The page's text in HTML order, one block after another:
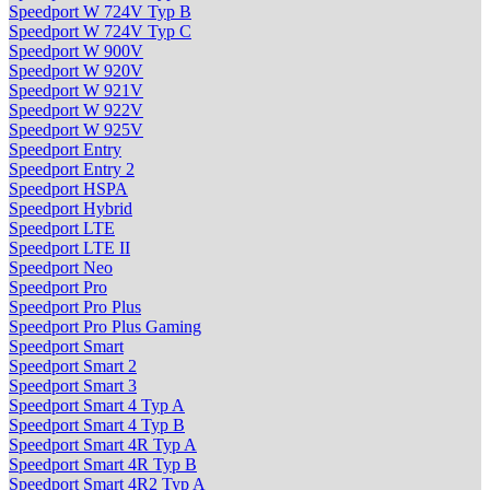
Speedport W 724V Typ B
Speedport W 724V Typ C
Speedport W 900V
Speedport W 920V
Speedport W 921V
Speedport W 922V
Speedport W 925V
Speedport Entry
Speedport Entry 2
Speedport HSPA
Speedport Hybrid
Speedport LTE
Speedport LTE II
Speedport Neo
Speedport Pro
Speedport Pro Plus
Speedport Pro Plus Gaming
Speedport Smart
Speedport Smart 2
Speedport Smart 3
Speedport Smart 4 Typ A
Speedport Smart 4 Typ B
Speedport Smart 4R Typ A
Speedport Smart 4R Typ B
Speedport Smart 4R2 Typ A